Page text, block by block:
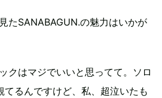
たSANABAGUN.の魅力はいかが
クはマジでいいと思ってて。ソロ
るんですけど、私、超泣いたも